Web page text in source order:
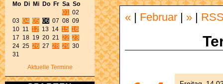
Mo Di Mi Do Fr Sa So
01
02
03 04 05 06 07 08 09
10 11 12 13 14 15
16
17 18 19 20 21 22 23
24 25 26 27 28 29 30
31
Aktuelle Termine
« Februar »